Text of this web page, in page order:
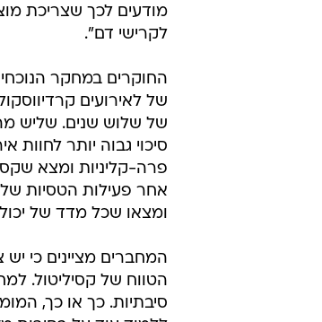
מודעים לכך שצריכת
לקרישי דם".
החוקרים במחקר הנוכחי
של שלוש שנים. שליש
סיכוי גבוה יותר
פרה-קליניות ומצא
אחר פעילות הטסיות
ומצאו שכל מדד של
המחברים מציינים כי
הטווח של קסיליטול.
סיבתיות. כך או כך,